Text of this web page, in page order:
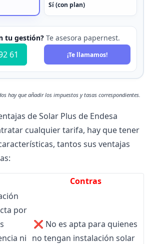
Sí (con plan)
tu gestión? Te asesora papernest.
61 ¡Te llamamos!
hay que añadir los impuestos y tasas correspondientes.
de Solar Plus de Endesa
cualquier tarifa, hay que tener
tantos sus ventajas
Contras
por
ni
❌ No es apta para quienes
no tengan instalación solar